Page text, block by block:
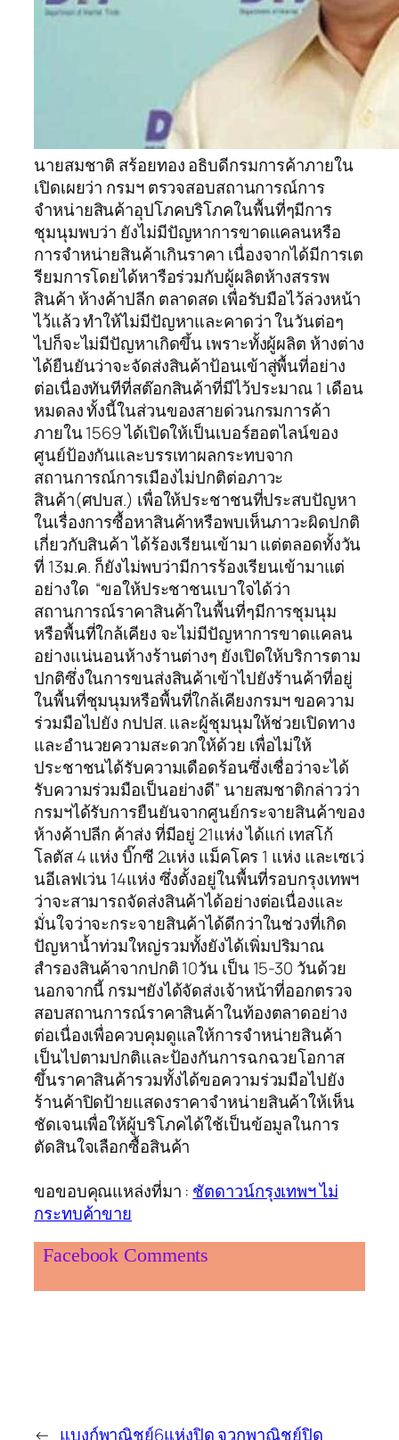
นายสมชาติ สร้อยทอง อธิบดีกรมการค้าภายใน
เปิดเผยว่า กรมฯ ตรวจสอบสถานการณ์การ
จำหน่ายสินค้าอุปโภคบริโภคในพื้นที่ๆมีการ
ชุมนุมพบว่า ยังไม่มีปัญหาการขาดแคลนหรือ
การจำหน่ายสินค้าเกินราคา เนื่องจากได้มีการเต
รียมการโดยได้หารือร่วมกับผู้ผลิตห้างสรรพ
สินค้า ห้างค้าปลีก ตลาดสด เพื่อรับมือไว้ล่วงหน้า
ไว้แล้ว ทำให้ไม่มีปัญหาและคาดว่า ในวันต่อๆ
ไปก็จะไม่มีปัญหาเกิดขึ้น เพราะทั้งผู้ผลิต ห้างต่าง
ได้ยืนยันว่าจะจัดส่งสินค้าป้อนเข้าสู่พื้นที่อย่าง
ต่อเนื่องทันทีที่สต๊อกสินค้าที่มีไว้ประมาณ 1 เดือน
หมดลง ทั้งนี้ในส่วนของสายด่วนกรมการค้า
ภายใน 1569 ได้เปิดให้เป็นเบอร์ฮอตไลน์ของ
ศูนย์ป้องกันและบรรเทาผลกระทบจาก
สถานการณ์การเมืองไม่ปกติต่อภาวะ
สินค้า(ศปบส.) เพื่อให้ประชาชนที่ประสบปัญหา
ในเรื่องการซื้อหาสินค้าหรือพบเห็นภาวะผิดปกติ
เกี่ยวกับสินค้า ได้ร้องเรียนเข้ามา แต่ตลอดทั้งวัน
ที่ 13ม.ค. ก็ยังไม่พบว่ามีการร้องเรียนเข้ามาแต่
อย่างใด “ขอให้ประชาชนเบาใจได้ว่า
สถานการณ์ราคาสินค้าในพื้นที่ๆมีการชุมนุม
หรือพื้นที่ใกล้เคียง จะไม่มีปัญหาการขาดแคลน
อย่างแน่นอนห้างร้านต่างๆ ยังเปิดให้บริการตาม
ปกติซึ่งในการขนส่งสินค้าเข้าไปยังร้านค้าที่อยู่
ในพื้นที่ชุมนุมหรือพื้นที่ใกล้เคียงกรมฯ ขอความ
ร่วมมือไปยัง กปปส. และผู้ชุมนุมให้ช่วยเปิดทาง
และอำนวยความสะดวกให้ด้วย เพื่อไม่ให้
ประชาชนได้รับความเดือดร้อนซึ่งเชื่อว่าจะได้
รับความร่วมมือเป็นอย่างดี” นายสมชาติกล่าวว่า
กรมฯได้รับการยืนยันจากศูนย์กระจายสินค้าของ
ห้างค้าปลีก ค้าส่ง ที่มีอยู่ 21แห่ง ได้แก่ เทสโก้
โลตัส 4 แห่ง บิ๊กซี 2แห่ง แม็คโคร 1 แห่ง และเซเว่
นอีเลฟเว่น 14แห่ง ซึ่งตั้งอยู่ในพื้นที่รอบกรุงเทพฯ
ว่าจะสามารถจัดส่งสินค้าได้อย่างต่อเนื่องและ
มั่นใจว่าจะกระจายสินค้าได้ดีกว่าในช่วงที่เกิด
ปัญหาน้ำท่วมใหญ่รวมทั้งยังได้เพิ่มปริมาณ
สำรองสินค้าจากปกติ 10วัน เป็น 15-30 วันด้วย
นอกจากนี้ กรมฯยังได้จัดส่งเจ้าหน้าที่ออกตรวจ
สอบสถานการณ์ราคาสินค้าในท้องตลาดอย่าง
ต่อเนื่องเพื่อควบคุมดูแลให้การจำหน่ายสินค้า
เป็นไปตามปกติและป้องกันการฉกฉวยโอกาส
ขึ้นราคาสินค้ารวมทั้งได้ขอความร่วมมือไปยัง
ร้านค้าปิดป้ายแสดงราคาจำหน่ายสินค้าให้เห็น
ชัดเจนเพื่อให้ผู้บริโภคได้ใช้เป็นข้อมูลในการ
ตัดสินใจเลือกซื้อสินค้า
ขอขอบคุณแหล่งที่มา : ชัตดาวน์กรุงเทพฯ ไม่
กระทบค้าขาย
Facebook Comments
← แบงก์พาณิชย์6แห่งปิดจวกพาณิชย์ปิด